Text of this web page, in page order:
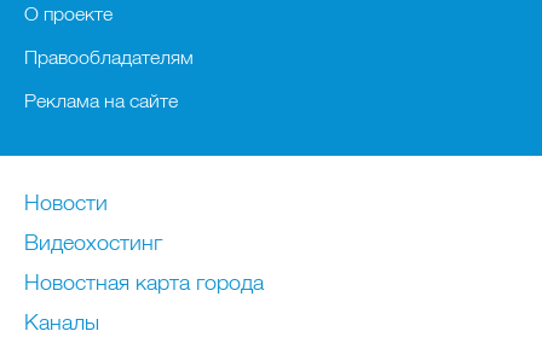
О проекте
Правообладателям
Реклама на сайте
Новости
Видеохостинг
Новостная карта города
Каналы